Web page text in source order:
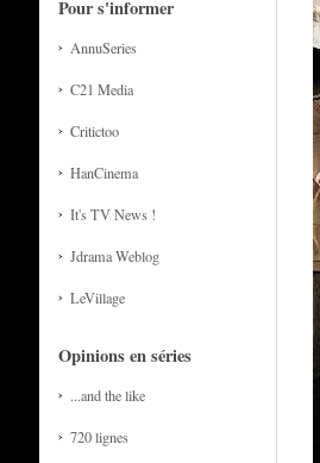
Pour s'informer
AnnuSeries
C21 Media
Critictoo
HanCinema
It's TV News !
Jdrama Weblog
LeVillage
Opinions en séries
...and the like
720 lignes